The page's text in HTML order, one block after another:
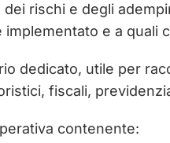
rischi e degli
e a quali
dedicato, utile per
fiscali,
contenente: